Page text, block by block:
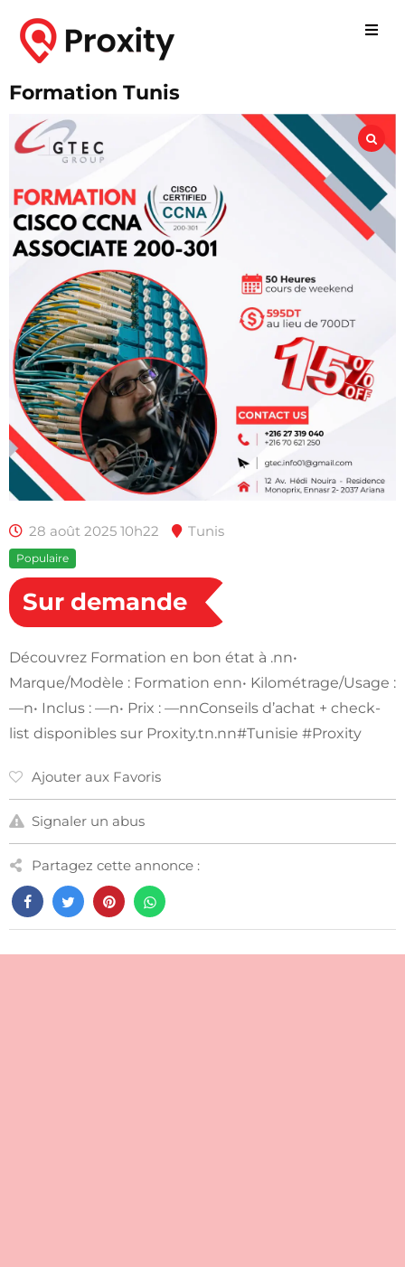
Formation Tunis
28 août 2025 10h22 Tunis
Populaire
Sur demande
Découvrez Formation en bon état à .nn•
Marque/Modèle : Formation enn• Kilométrage/Usage :
—n• Inclus : —n• Prix : —nnConseils d’achat + check-
list disponibles sur Proxity.tn.nn#Tunisie #Proxity
Ajouter aux Favoris
Signaler un abus
Partagez cette annonce :